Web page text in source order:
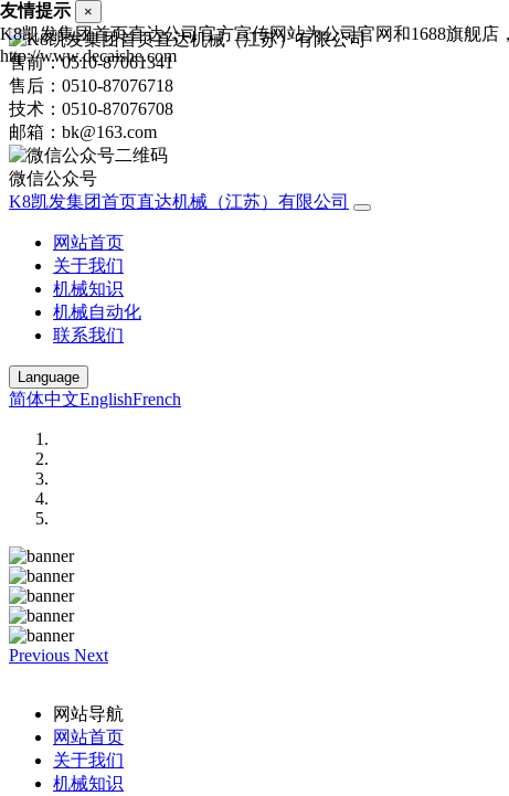
售前：0510-87061341
售后：0510-87076718
技术：0510-87076708
邮箱：bk@163.com
微信公众号
K8凯发集团首页直达机械（江苏）有限公司
网站首页
关于我们
机械知识
机械自动化
联系我们
Language
简体中文EnglishFrench
Previous Next
网站导航
网站首页
关于我们
机械知识
友情提示 ×
K8凯发集团首页直达公司官方宣传网站为公司官网和1688旗舰
http://www.decaishe.com